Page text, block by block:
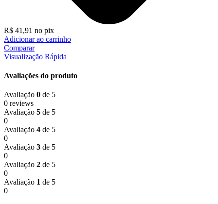
R$ 41,91 no pix
Adicionar ao carrinho
Comparar
Visualização Rápida
Avaliações do produto
Avaliação 0 de 5
0 reviews
Avaliação 5 de 5
0
Avaliação 4 de 5
0
Avaliação 3 de 5
0
Avaliação 2 de 5
0
Avaliação 1 de 5
0